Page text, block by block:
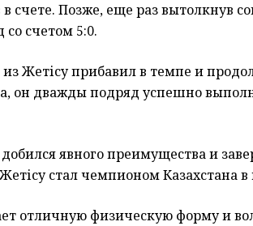
счете. Позже, еще раз вытолкнув
счетом 5:0.
Жетісу прибавил в темпе и
он дважды подряд успешно
явного преимущества и
стал чемпионом Казахстана в
отличную физическую форму и